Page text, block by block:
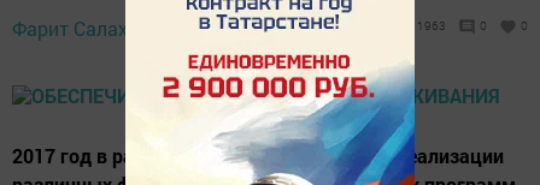
Фарит Салахутдинов, 14 декабря 2017 -
15:32
1963 0 0
2017 год в районе не стал исключением в реализации